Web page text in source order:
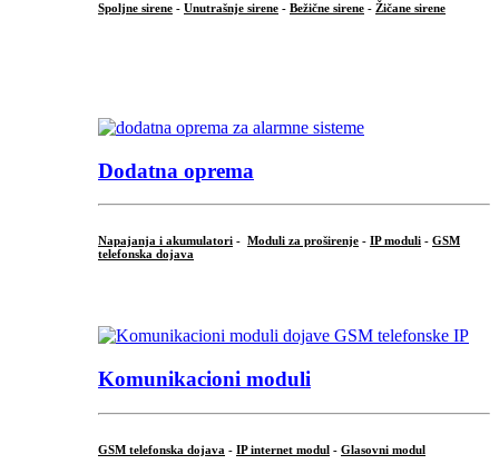
Spoljne sirene - Unutrašnje sirene - Bežične sirene - Žičane sirene
Dodatna oprema
Napajanja i akumulatori - Moduli za proširenje - IP moduli - GSM
telefonska dojava
Komunikacioni moduli
GSM telefonska dojava - IP internet modul - Glasovni modul